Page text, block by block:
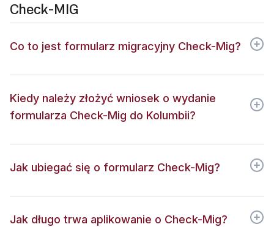
Check-MIG
Co to jest formularz migracyjny Check-Mig?
Kiedy należy złożyć wniosek o wydanie
formularza Check-Mig do Kolumbii?
Jak ubiegać się o formularz Check-Mig?
Jak długo trwa aplikowanie o Check-Mig?